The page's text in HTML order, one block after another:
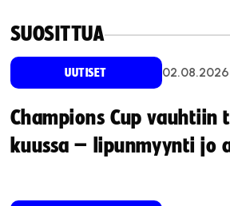
SUOSITTUA
UUTISET 02.08.2026
Champions Cup vauhtiin
kuussa – lipunmyynti jo